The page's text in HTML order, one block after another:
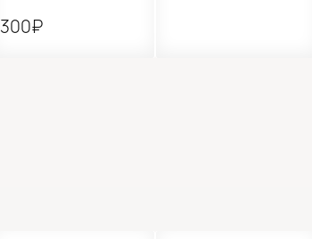
300₽